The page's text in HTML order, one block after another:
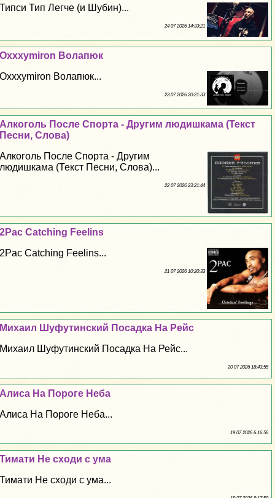
Типси Тип Легче (и Шубин)...
24 07 2026 14:33:21
Oxxxymiron Волапюк
Oxxxymiron Волапюк...
23 07 2026 20:21:33
Алкоголь После Спорта - Другим людишкама (Текст
Песни, Слова)
Алкоголь После Спорта - Другим
людишкама (Текст Песни, Слова)...
22 07 2026 23:21:44
2Pac Catching Feelins
2Pac Catching Feelins...
21 07 2026 10:20:33
Михаил Шуфутинский Посадка На Рейс
Михаил Шуфутинский Посадка На Рейс...
20 07 2026 18:43:55
Алиса На Пороге Неба
Алиса На Пороге Неба...
19 07 2026 6:16:56
Тимати Не сходи с ума
Тимати Не сходи с ума...